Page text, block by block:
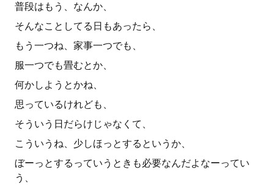
普段はもう、なんか、
そんなことしてる日もあったら、
もう一つね、家事一つでも、
服一つでも畳むとか、
何かしようとかね、
思っているけれども、
そういう日だらけじゃなくて、
こういうね、少しほっとするというか、
ぼーっとするっていうときも必要なんだよなーってい
う、